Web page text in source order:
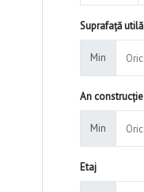
Suprafață utilă
Min
An construcție
Min
Etaj